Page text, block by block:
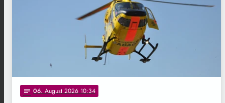
notes 06. August 2026 10:34